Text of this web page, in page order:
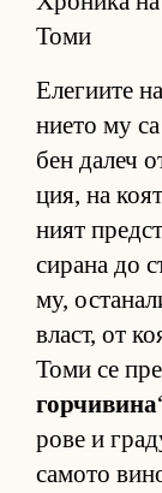
Томи
Еле­ги­ите
ни­ето му
бен да­леч
ция, на
ният
си­рана до
му,
власт, от
Томи се
гор­чи­вина
рове и
са­мото